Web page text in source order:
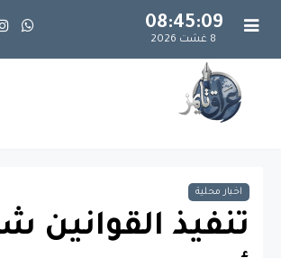
08:45:10
8 غشت 2026
اخبار محلية
تنفيذ القوانين